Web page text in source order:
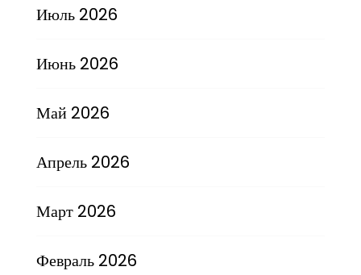
Июль 2026
Июнь 2026
Май 2026
Апрель 2026
Март 2026
Февраль 2026